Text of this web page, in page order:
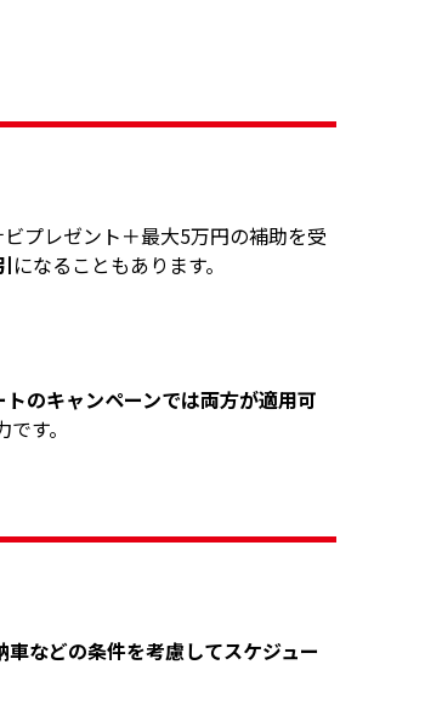
プレゼント＋最大5万円の補助を受
になることもあります。
トのキャンペーンでは両方が適用可
す。
車などの条件を考慮してスケジュー